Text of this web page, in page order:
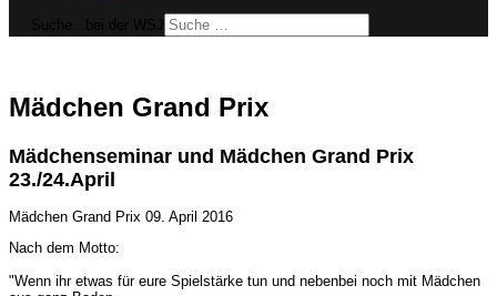
Mädchen Grand Prix
Mädchenseminar und Mädchen Grand Prix
23./24.April
Mädchen Grand Prix 09. April 2016
Nach dem Motto:
"Wenn ihr etwas für eure Spielstärke tun und nebenbei noch mit Mädchen